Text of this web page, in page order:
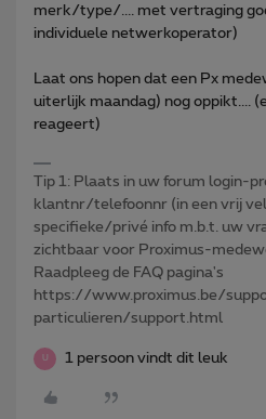
merk/type/.... met vertraging
individuele netwerkoperator)
Laat ons hopen dat een Px
uiterlijk maandag) nog oppikt....
reageert)
Tip 1: Plaats in uw forum login-
klantnr/telefoonnr (in een vrij
specifieke/privé info m.b.t. uw
zichtbaar voor Proximus-
Raadpleeg de FAQ pagina's
https://www.proximus.be/
particulieren/support.html
U 1 persoon vindt dit leuk